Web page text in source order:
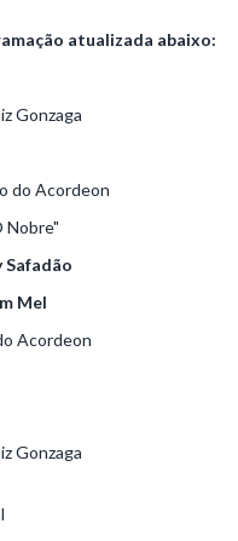
atualizada abaixo:
Gonzaga
do Acordeon
Nobre"
Safadão
Mel
Acordeon
Gonzaga